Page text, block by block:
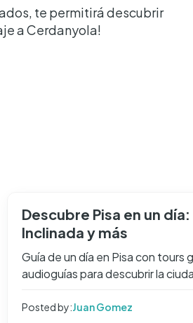
te permitirá descubrir
a Cerdanyola!
Descubre Pisa en un día:
Inclinada y más
Guía de un día en Pisa con tours
audioguías para descubrir la
Posted by:Juan Gomez